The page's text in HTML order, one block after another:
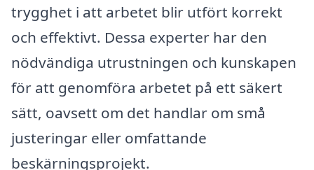
trygghet i att arbetet blir utfört korrekt
och effektivt. Dessa experter har den
nödvändiga utrustningen och kunskapen
för att genomföra arbetet på ett säkert
sätt, oavsett om det handlar om små
justeringar eller omfattande
beskärningsprojekt.